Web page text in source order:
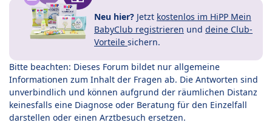
Neu hier? Jetzt kostenlos im HiPP Mein
BabyClub registrieren und deine Club-
Vorteile sichern.
Bitte beachten: Dieses Forum bildet nur allgemeine
Informationen zum Inhalt der Fragen ab. Die Antworten sind
unverbindlich und können aufgrund der räumlichen Distanz
keinesfalls eine Diagnose oder Beratung für den Einzelfall
darstellen oder einen Arztbesuch ersetzen.